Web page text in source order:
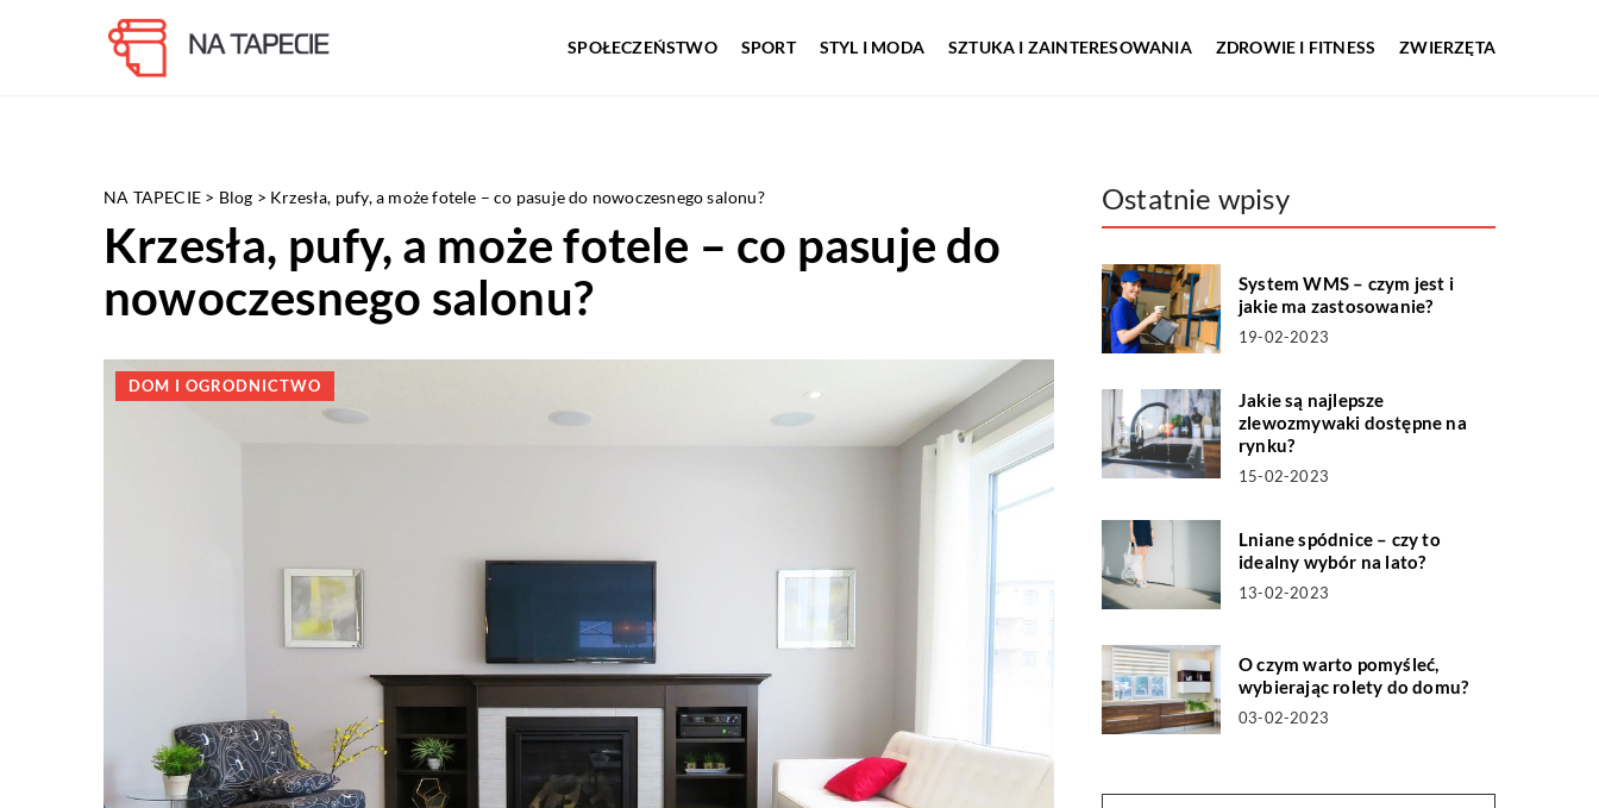
SPOŁECZEŃSTWO SPORT STYL I MODA SZTUKA I ZAINTERESOWANIA ZDROWIE I FITNESS ZWIERZĘTA
NA TAPECIE > Blog > Krzesła, pufy, a może fotele – co pasuje do nowoczesnego salonu?
Krzesła, pufy, a może fotele – co pasuje do
nowoczesnego salonu?
DOM I OGRODNICTWO
Ostatnie wpisy
System WMS – czym jest i
jakie ma zastosowanie?
19-02-2023
Jakie są najlepsze
zlewozmywaki dostępne na
rynku?
15-02-2023
Lniane spódnice – czy to
idealny wybór na lato?
13-02-2023
O czym warto pomyśleć,
wybierając rolety do domu?
03-02-2023